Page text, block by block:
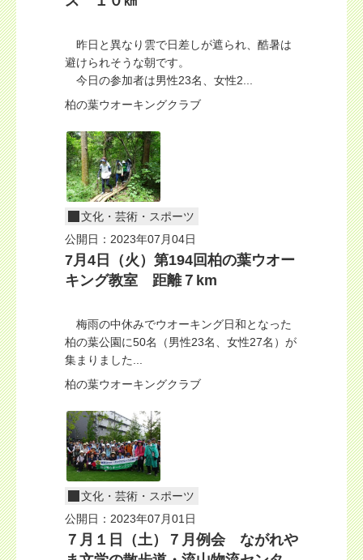
昨日と異なり雲で日差しが遮られ、酷暑は
避けられそうな朝です。
今日の参加者は男性23名、女性2...
柏の葉ウオーキングクラブ
文化・芸術・スポーツ
公開日：2023年07月04日
7月4日（火）第194回柏の葉ウオー
キング教室 距離７km
梅雨の中休みでウオーキング日和となった
柏の葉公園に50名（男性23名、女性27名）が
集まりました...
柏の葉ウオーキングクラブ
文化・芸術・スポーツ
公開日：2023年07月01日
７月１日（土）７月例会 ながれや